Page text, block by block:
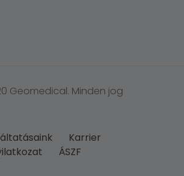
Geomedical. Minden jog
Karrier
ÁSZF